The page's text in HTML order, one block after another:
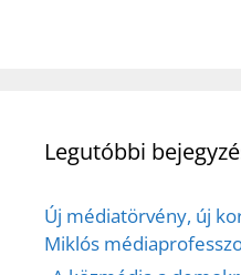
Legutóbbi
Új médiatörvény, új
Miklós